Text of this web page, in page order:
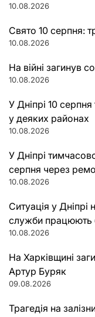
10.08.2026
Свято 10 серпня:
10.08.2026
На війні загинув
10.08.2026
У Дніпрі 10
у деяких районах
10.08.2026
У Дніпрі
серпня через
10.08.2026
Ситуація у Дніпрі
служби працюють
10.08.2026
На Харківщині
Артур Буряк
09.08.2026
Трагедія на